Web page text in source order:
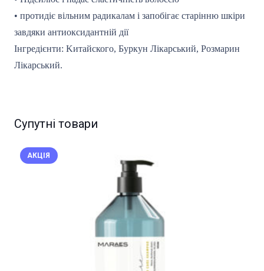
• протидіє вільним радикалам і запобігає старінню шкіри
завдяки антиоксидантній дії
Інгредієнти: Kитайского, Буркун Лікарський, Розмарин
Лікарський.
Супутні товари
АКЦІЯ